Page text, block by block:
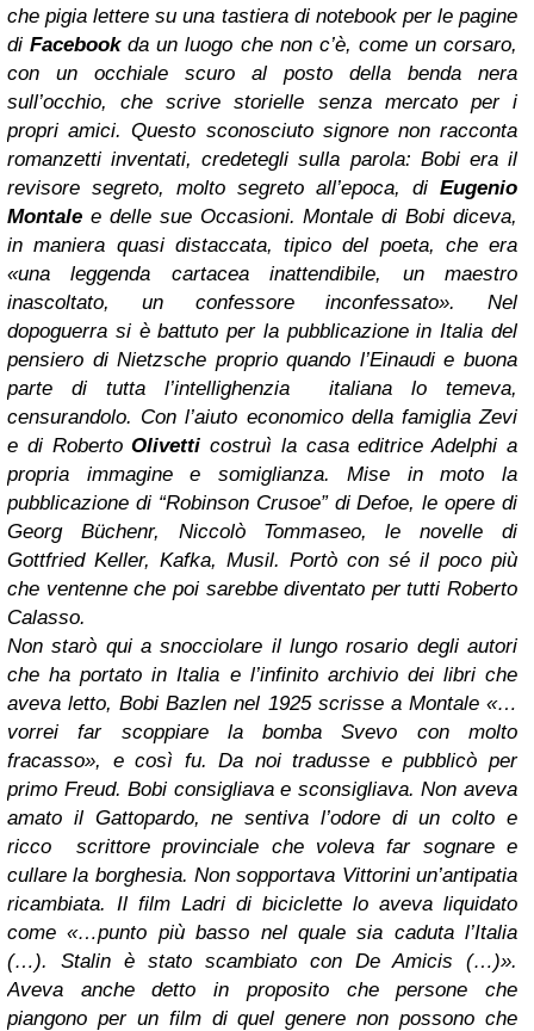
che pigia lettere su una tastiera di notebook per le pagine
diFacebookda un luogo che non c’è, come un corsaro,
con un occhiale scuro al posto della benda nera
sull’occhio, che scrive storielle senza mercato per i
propri amici. Questo sconosciuto signore non racconta
romanzetti inventati, credetegli sulla parola: Bobi era il
revisore segreto, molto segreto all’epoca, di Eugenio
Montale e delle sue Occasioni. Montale di Bobi diceva,
in maniera quasi distaccata, tipico del poeta, che era
«una leggenda cartacea inattendibile, un maestro
inascoltato, un confessore inconfessato». Nel
dopoguerra si è battuto per la pubblicazione in Italia del
pensiero di Nietzsche proprio quando l’Einaudi e buona
parte di tutta l’intellighenzia italiana lo temeva,
censurandolo. Con l’aiuto economico della famiglia Zevi
e di RobertoOlivetti costruì la casa editrice Adelphi a
propria immagine e somiglianza. Mise in moto la
pubblicazione di “Robinson Crusoe” di Defoe, le opere di
Georg Büchenr, Niccolò Tommaseo, le novelle di
Gottfried Keller, Kafka, Musil. Portò con sé il poco più
che ventenne che poi sarebbe diventato per tutti Roberto
Calasso.
Non starò qui a snocciolare il lungo rosario degli autori
che ha portato in Italia e l’infinito archivio dei libri che
aveva letto, Bobi Bazlen nel 1925 scrisse a Montale «…
vorrei far scoppiare la bomba Svevo con molto
fracasso», e così fu. Da noi tradusse e pubblicò per
primo Freud. Bobi consigliava e sconsigliava. Non aveva
amato il Gattopardo, ne sentiva l’odore di un colto e
ricco scrittore provinciale che voleva far sognare e
cullare la borghesia. Non sopportava Vittorini un’antipatia
ricambiata. Il film Ladri di biciclette lo aveva liquidato
come «…punto più basso nel quale sia caduta l’Italia
(…). Stalin è stato scambiato con De Amicis (…)».
Aveva anche detto in proposito che persone che
piangono per un film di quel genere non possono che